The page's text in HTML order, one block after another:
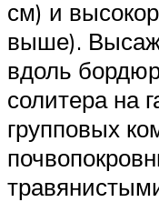
см) и
выше).
вдоль
солитера на
групповых